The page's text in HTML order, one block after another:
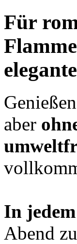
Für
aber
In
Abend